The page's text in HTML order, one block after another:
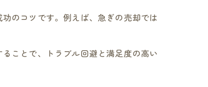
のコツです。例えば、急ぎの売却では
ことで、トラブル回避と満足度の高い